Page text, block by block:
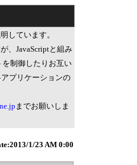
しています。
、JavaScriptと組み
を制御したりお互い
プリケーションの
までお願いしま
1/23 AM 0:00